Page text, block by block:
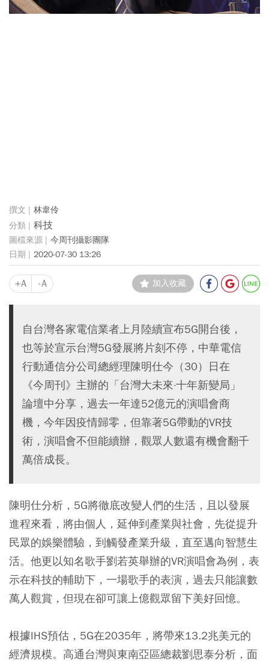
林韋伶
科技
今周刊攝影團隊
2020-07-30 13:26
+A -A 加入收藏
自台灣各家電信業者上月陸續宣布5G開台後，
也等於宣示台灣5G發展將片刻不停，中華電信
行動通信分公司總經理陳明仕今（30）日在
《今周刊》主辦的「台灣大未來·十年新變局」
論壇中分享，過去一年達52億元的演唱會商
機，今年因疫情歸零，但靠著5G帶動的VR技
術，演唱會不但能續辦，觀眾人數還有機會翻千
萬倍成長。
陳明仕分析，5G將徹底改變人們的生活，且以發展
進程來看，將由個人，延伸到產業與社會，先從提升
民眾的娛樂體驗，到觸發產業升級，直至邁向智慧生
活。他更以知名歌手劉若英舉辦的VR演唱會為例，表
示在科技的輔助下，一場歌手的表演，過去只能讓數
萬人觀賞，但現在卻可讓上億觀眾留下美好回憶。
根據IHS預估，5G在2035年，將帶來13.2兆美元的
經濟規模。高通台灣與東南亞區總裁劉思泰分析，面